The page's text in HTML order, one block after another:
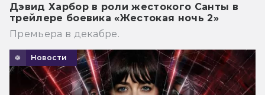
Дэвид Харбор в роли жестокого Санты в
трейлере боевика «Жестокая ночь 2»
Премьера в декабре.
Новости